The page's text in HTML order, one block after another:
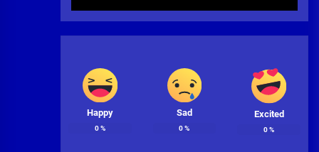
Happy
0%
Sad
0%
Excited
0%